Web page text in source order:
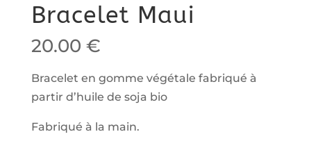
Bracelet Maui
20.00 €
Bracelet en gomme végétale fabriqué à
partir d’huile de soja bio
Fabriqué à la main.